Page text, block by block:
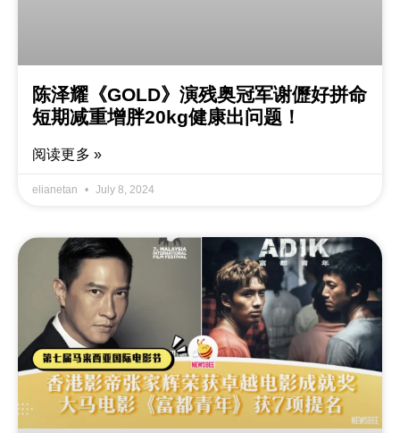
陈泽耀《GOLD》演残奥冠军谢儮好拼命
短期减重增胖20kg健康出问题！
阅读更多 »
elianetan July 8, 2024